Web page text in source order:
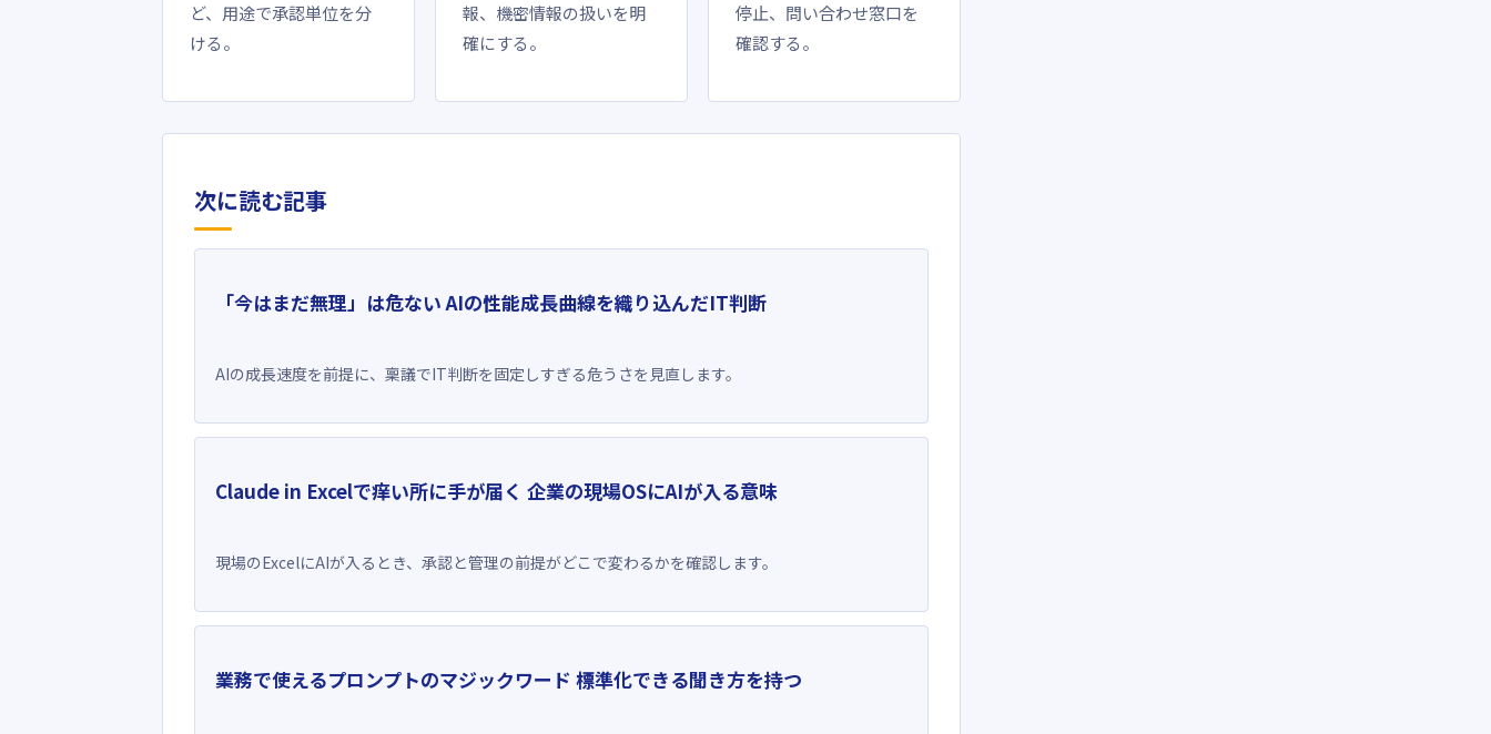
ど、用途で承認単位を分
ける。
報、機密情報の扱いを明
確にする。
停止、問い合わせ窓口を
確認する。
次に読む記事
「今はまだ無理」は危ない AIの性能成長曲線を織り込んだIT判断
AIの成長速度を前提に、稟議でIT判断を固定しすぎる危うさを見直します。
Claude in Excelで痒い所に手が届く 企業の現場OSにAIが入る意味
現場のExcelにAIが入るとき、承認と管理の前提がどこで変わるかを確認します。
業務で使えるプロンプトのマジックワード 標準化できる聞き方を持つ